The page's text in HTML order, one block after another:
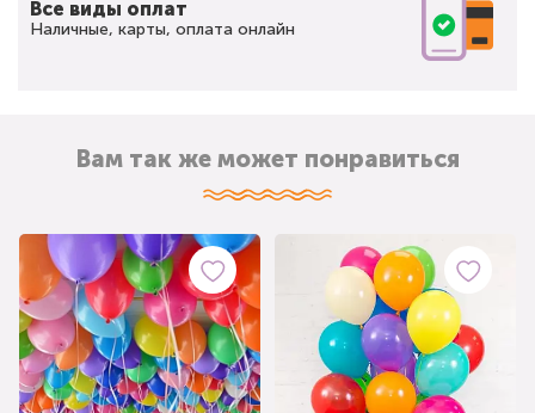
Все виды оплат
Наличные, карты, оплата онлайн
Вам так же может понравиться